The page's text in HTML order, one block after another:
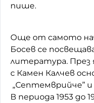
пише.
Още от самото
Босев се
литература. През
с Камен Калчев
„Септемврийче”
В периода 1953 до